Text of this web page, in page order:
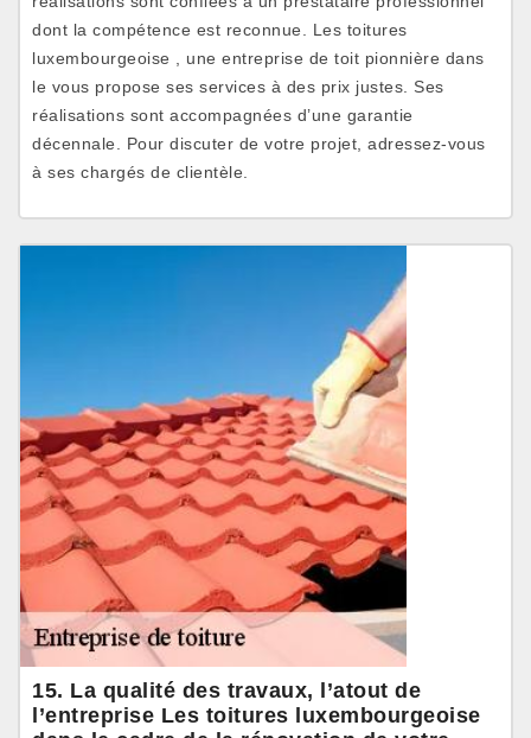
dont la compétence est reconnue. Les toitures
luxembourgeoise , une entreprise de toit pionnière dans
le vous propose ses services à des prix justes. Ses
réalisations sont accompagnées d’une garantie
décennale. Pour discuter de votre projet, adressez-vous
à ses chargés de clientèle.
15. La qualité des travaux, l’atout de
l’entreprise Les toitures luxembourgeoise